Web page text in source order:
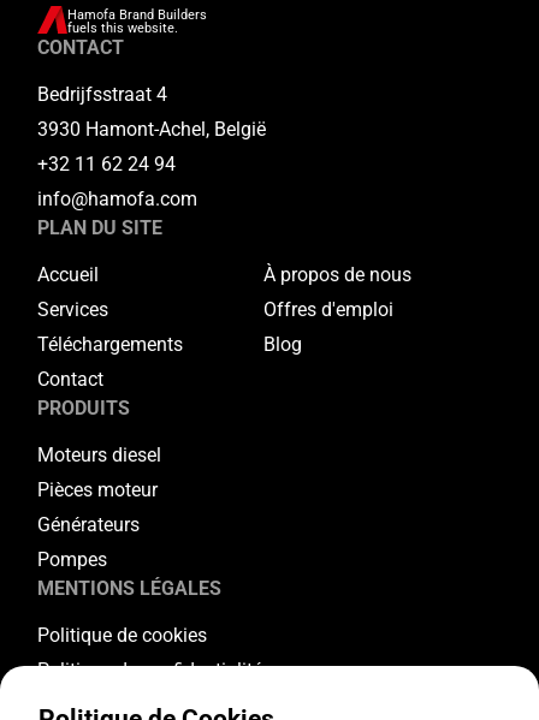
Hamofa Brand Builders
fuels this website.
CONTACT
Bedrijfsstraat 4
3930 Hamont-Achel, België
+32 11 62 24 94
info@hamofa.com
PLAN DU SITE
Accueil
À propos de nous
Services
Offres d'emploi
Téléchargements
Blog
Contact
PRODUITS
Moteurs diesel
Pièces moteur
Générateurs
Pompes
MENTIONS LÉGALES
Politique de cookies
Politique de confidentialité
Conditions générales